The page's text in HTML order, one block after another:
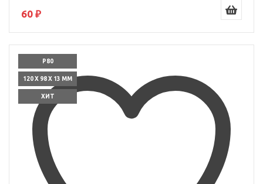
60 ₽
P80
120 X 98 X 13 ММ
ХИТ